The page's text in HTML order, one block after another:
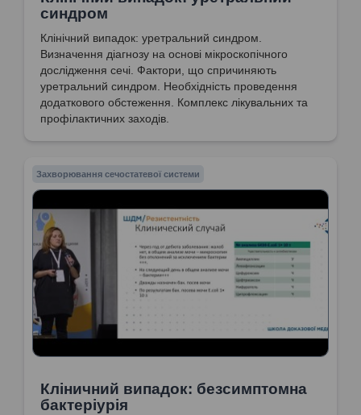
синдром
Клінічний випадок: уретральний синдром.
Визначення діагнозу на основі мікроскопічного
дослідження сечі. Фактори, що спричиняють
уретральний синдром. Необхідність проведення
додаткового обстеження. Комплекс лікувальних та
профілактичних заходів.
Захворювання сечостатевої системи
Кліничний випадок: безсимптомна
бактеріурія